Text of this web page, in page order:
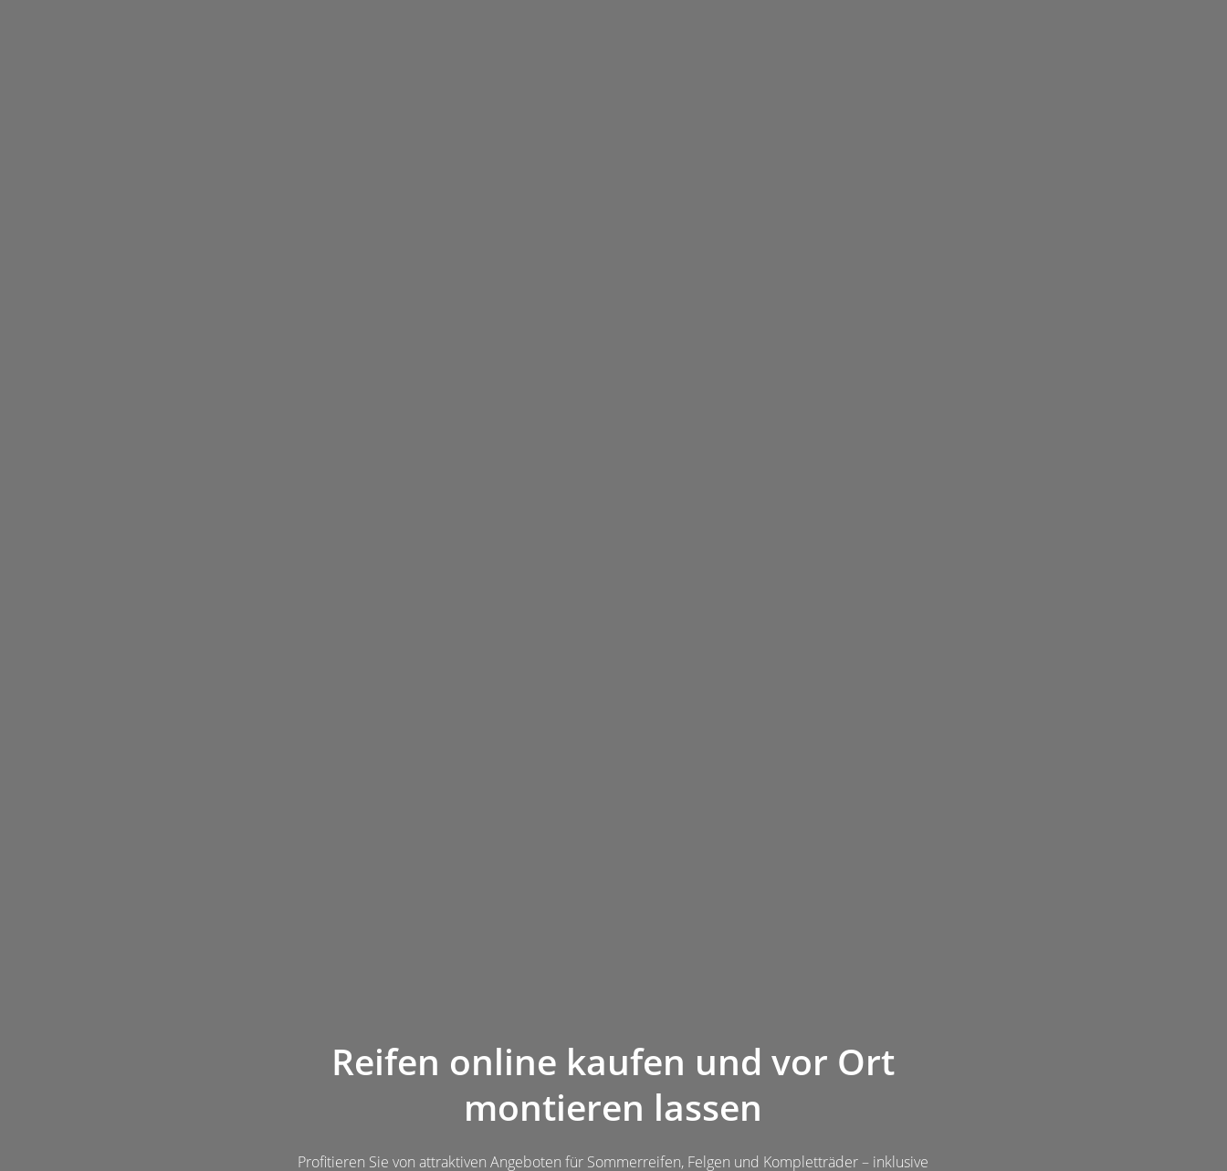
Reifen online kaufen und vor Ort
montieren lassen
Profitieren Sie von attraktiven Angeboten für Sommerreifen, Felgen und Kompletträder – inklusive